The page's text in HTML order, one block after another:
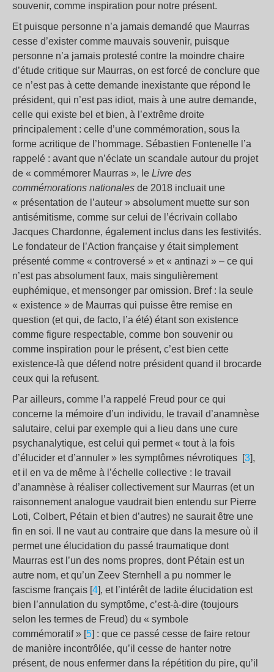
souvenir, comme inspiration pour notre présent.
Et puisque personne n’a jamais demandé que Maurras
cesse d’exister comme mauvais souvenir, puisque
personne n’a jamais protesté contre la moindre chaire
d’étude critique sur Maurras, on est forcé de conclure que
ce n’est pas à cette demande inexistante que répond le
président, qui n’est pas idiot, mais à une autre demande,
celle qui existe bel et bien, à l’extrême droite
principalement : celle d’une commémoration, sous la
forme acritique de l’hommage. Sébastien Fontenelle l’a
rappelé : avant que n’éclate un scandale autour du projet
de « commémorer Maurras », le Livre des
commémorations nationales de 2018 incluait une
« présentation de l’auteur » absolument muette sur son
antisémitisme, comme sur celui de l’écrivain collabo
Jacques Chardonne, également inclus dans les festivités.
Le fondateur de l’Action française y était simplement
présenté comme « controversé » et « antinazi » – ce qui
n’est pas absolument faux, mais singulièrement
euphémique, et mensonger par omission. Bref : la seule
« existence » de Maurras qui puisse être remise en
question (et qui, de facto, l’a été) étant son existence
comme figure respectable, comme bon souvenir ou
comme inspiration pour le présent, c’est bien cette
existence-là que défend notre président quand il brocarde
ceux qui la refusent.
Par ailleurs, comme l’a rappelé Freud pour ce qui
concerne la mémoire d’un individu, le travail d’anamnèse
salutaire, celui par exemple qui a lieu dans une cure
psychanalytique, est celui qui permet « tout à la fois
d’élucider et d’annuler » les symptômes névrotiques [3],
et il en va de même à l’échelle collective : le travail
d’anamnèse à réaliser collectivement sur Maurras (et un
raisonnement analogue vaudrait bien entendu sur Pierre
Loti, Colbert, Pétain et bien d’autres) ne saurait être une
fin en soi. Il ne vaut au contraire que dans la mesure où il
permet une élucidation du passé traumatique dont
Maurras est l’un des noms propres, dont Pétain est un
autre nom, et qu’un Zeev Sternhell a pu nommer le
fascisme français [4], et l’intérêt de ladite élucidation est
bien l’annulation du symptôme, c’est-à-dire (toujours
selon les termes de Freud) du « symbole
commémoratif » [5] : que ce passé cesse de faire retour
de manière incontrôlée, qu’il cesse de hanter notre
présent, de nous enfermer dans la répétition du pire, qu’il